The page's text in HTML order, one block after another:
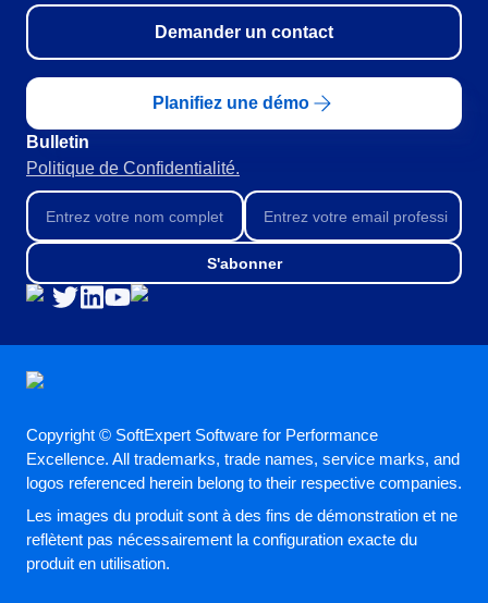
Demander un contact
Planifiez une démo
Bulletin
Politique de Confidentialité.
S'abonner
Copyright © SoftExpert Software for Performance
Excellence. All trademarks, trade names, service marks, and
logos referenced herein belong to their respective companies.
Les images du produit sont à des fins de démonstration et ne
reflètent pas nécessairement la configuration exacte du
produit en utilisation.